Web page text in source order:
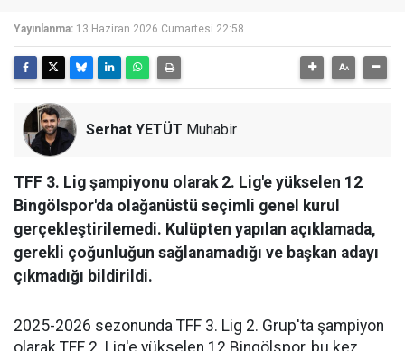
Yayınlanma: 13 Haziran 2026 Cumartesi 22:58
Serhat YETÜT Muhabir
TFF 3. Lig şampiyonu olarak 2. Lig'e yükselen 12
Bingölspor'da olağanüstü seçimli genel kurul
gerçekleştirilemedi. Kulüpten yapılan açıklamada,
gerekli çoğunluğun sağlanamadığı ve başkan adayı
çıkmadığı bildirildi.
2025-2026 sezonunda TFF 3. Lig 2. Grup'ta şampiyon
olarak TFF 2. Lig'e yükselen 12 Bingölspor, bu kez